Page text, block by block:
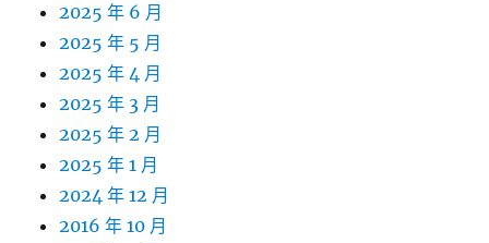
2025 年 6 月
2025 年 5 月
2025 年 4 月
2025 年 3 月
2025 年 2 月
2025 年 1 月
2024 年 12 月
2016 年 10 月